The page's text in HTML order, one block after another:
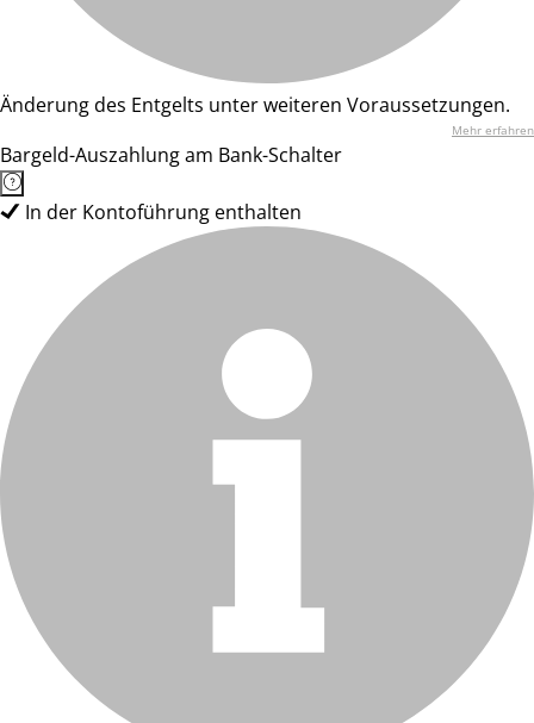
Änderung des Entgelts unter weiteren Voraussetzungen.
Mehr erfahren
Bargeld-Auszahlung am Bank-Schalter
In der Kontoführung enthalten